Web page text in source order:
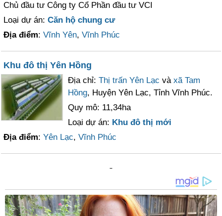
Chủ đầu tư Công ty Cổ Phần đầu tư VCI
Loại dự án:Căn hộ chung cư
Địa điểm:Vĩnh Yên,Vĩnh Phúc
Khu đô thị Yên Hồng
Địa chỉ:Thị trấn Yên Lạc vàxã Tam
Hồng, Huyện Yên Lạc, Tỉnh Vĩnh Phúc.
Quy mô: 11,34ha
Loại dự án: Khu đô thị mới
Địa điểm:Yên Lạc,Vĩnh Phúc